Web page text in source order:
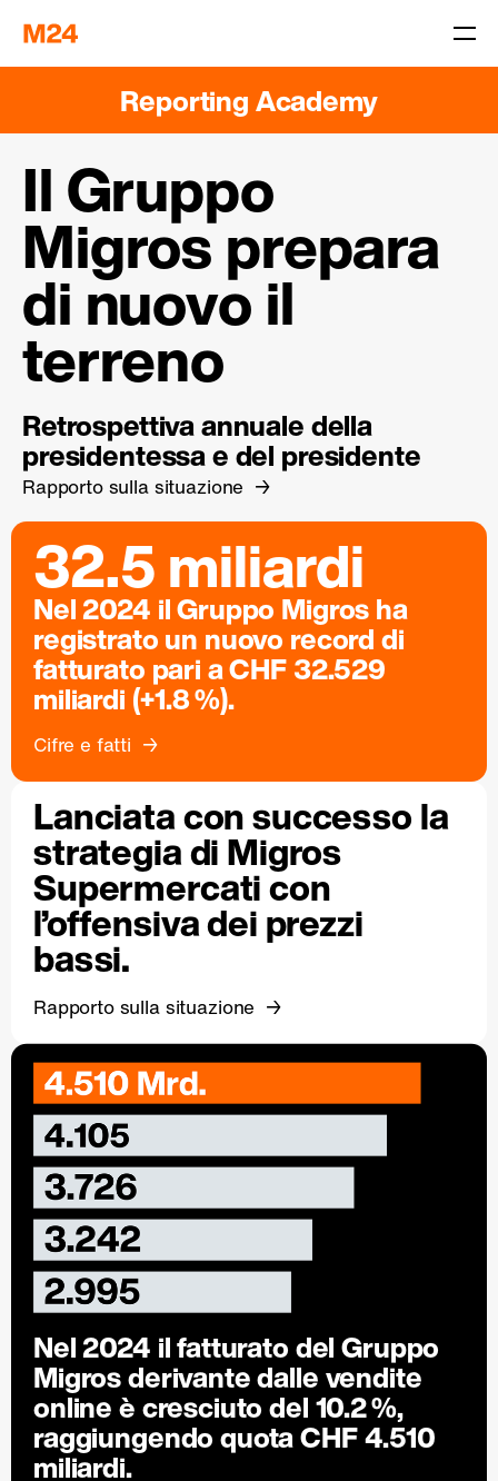
Reporting Academy
Il Gruppo
Migros prepara
di nuovo il
terreno
Retrospettiva annuale della
presidentessa e del presidente
Rapporto sulla situazione
32.5 miliardi
Nel 2024 il Gruppo Migros ha
registrato un nuovo record di
fatturato pari a CHF 32.529
miliardi (+1.8 %).
Cifre e fatti
Lanciata con successo la
strategia di Migros
Supermercati con
l’offensiva dei prezzi
bassi.
Rapporto sulla situazione
Nel 2024 il fatturato del Gruppo
Migros derivante dalle vendite
online è cresciuto del10.2 %,
raggiungendo quota CHF 4.510
miliardi.